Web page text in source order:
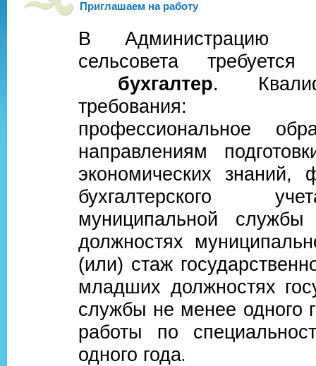
Приглашаем на работу
В Администрацию
сельсовета
бухгалтер.
требования:
профессиональное
направлениям
экономических знаний,
бухгалтерского
муниципальной
должностях
(или) стаж
младших должностях
службы не менее одного
работы по
одного года.